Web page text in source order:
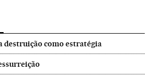
destruição como estratégia